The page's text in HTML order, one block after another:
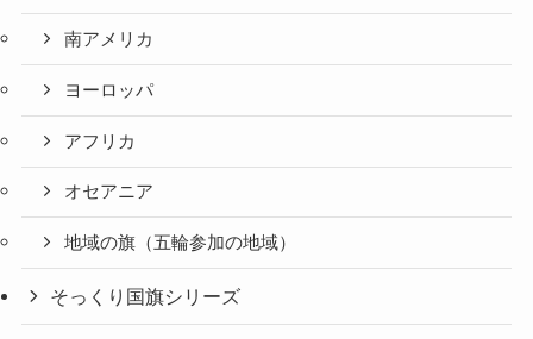
南アメリカ
ヨーロッパ
アフリカ
オセアニア
地域の旗（五輪参加の地域）
そっくり国旗シリーズ